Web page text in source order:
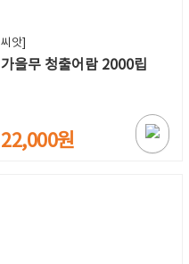
씨앗]
가을무 청출어람 2000립
22,000원